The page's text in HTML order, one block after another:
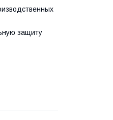
защиту